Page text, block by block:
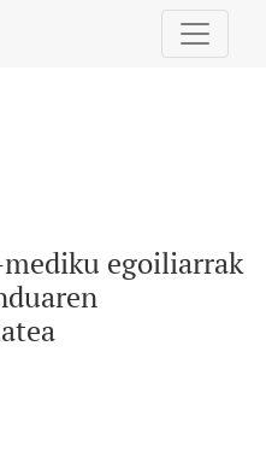
(BAME) eta lan-
egoiliarrak